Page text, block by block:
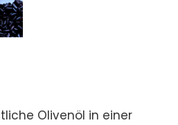
Olivenöl in einer